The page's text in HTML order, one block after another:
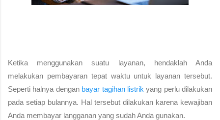
Ketika menggunakan suatu layanan, hendaklah Anda
melakukan pembayaran tepat waktu untuk layanan tersebut.
Seperti halnya dengan bayar tagihan listrik yang perlu dilakukan
pada setiap bulannya. Hal tersebut dilakukan karena kewajiban
Anda membayar langganan yang sudah Anda gunakan.